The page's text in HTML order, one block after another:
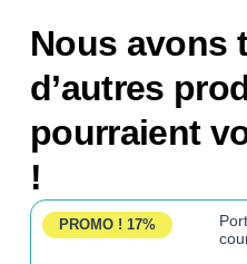
Nous avons
d’autres
pourraient
!
PROMO ! 17%